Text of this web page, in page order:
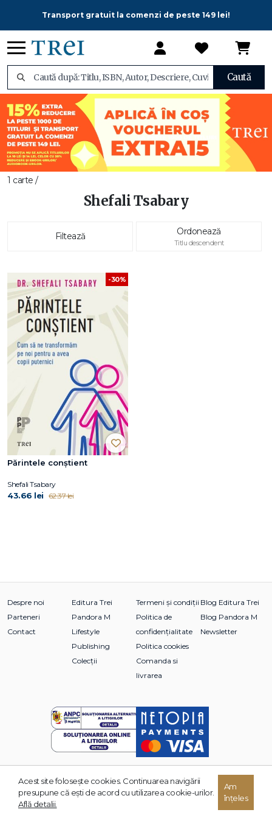
Transport gratuit la comenzi de peste 149 lei!
Caută
1 carte /
Shefali Tsabary
Filtează Ordonează
Titlu descendent
-30%
Părintele conştient
Shefali Tsabary
43.66 lei 62.37 lei
Despre noi
Parteneri
Contact
Editura Trei
Pandora M
Lifestyle
Publishing
Colecții
Termeni și condiții
Politica de
confidențialitate
Politica cookies
Comanda si
livrarea
Blog Editura Trei
Blog Pandora M
Newsletter
© 2026 Grupul Editorial TREI. Toate drepturile rezervate.
Acest site foloseşte cookies. Continuarea navigării
presupune că eşti de acord cu utilizarea cookie-urilor.
Află detalii.
Am
înțeles